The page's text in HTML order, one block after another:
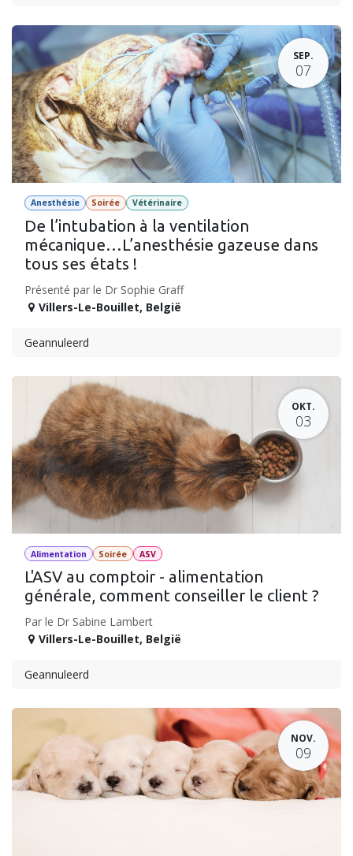
SEP.
07
Anesthésie Soirée Vétérinaire
De l’intubation à la ventilation
mécanique…L’anesthésie gazeuse dans
tous ses états !
Présenté par le Dr Sophie Graff
Villers-Le-Bouillet, België
Geannuleerd
OKT.
03
Alimentation Soirée ASV
L'ASV au comptoir - alimentation
générale, comment conseiller le client ?
Par le Dr Sabine Lambert
Villers-Le-Bouillet, België
Geannuleerd
NOV.
09